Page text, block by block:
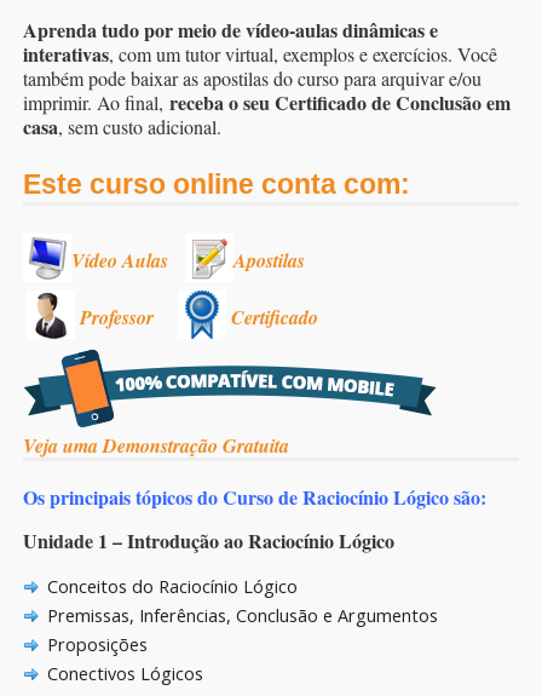
Aprenda tudo por meio de vídeo-aulas dinâmicas e
interativas, com um tutor virtual, exemplos e exercícios. Você
também pode baixar as apostilas do curso para arquivar e/ou
imprimir. Ao final, receba o seu Certificado de Conclusão em
casa, sem custo adicional.
Este curso online conta com:
Vídeo Aulas Apostilas
Professor Certificado
Veja uma Demonstração Gratuita
Os principais tópicos do Curso de Raciocínio Lógico são:
Unidade 1 – Introdução ao Raciocínio Lógico
Conceitos do Raciocínio Lógico
Premissas, Inferências, Conclusão e Argumentos
Proposições
Conectivos Lógicos